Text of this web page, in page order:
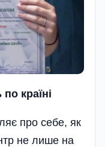
країні
про себе, як
не лише на